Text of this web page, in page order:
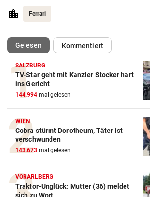
Ferrari
Gelesen(ausgewählt)Kommentiert
SALZBURG
TV-Star geht mit Kanzler Stocker hart
ins Gericht
144.994 mal gelesen
WIEN
Cobra stürmt Dorotheum, Täter ist
verschwunden
143.673 mal gelesen
VORARLBERG
Traktor-Unglück: Mutter (36) meldet
sich zu Wort
Action-Cam Vergleich
ZUM VERGLEICH
Crosstrainer Vergleich
ZUM VERGLEICH
E-Bike Vergleich
ZUM VERGLEICH
Elektro-Scooter Vergleich